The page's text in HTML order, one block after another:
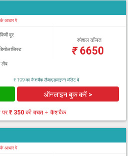
के आधार पे
दूर
लैब
स्पेशल कीमत
₹6650
₹ 199 का कैशबैक लैब्सएडवाइजर वॉलेट में
ऑनलाइन बुक करें >
पर₹ 350की बचत + कैशबैक
के आधार पे